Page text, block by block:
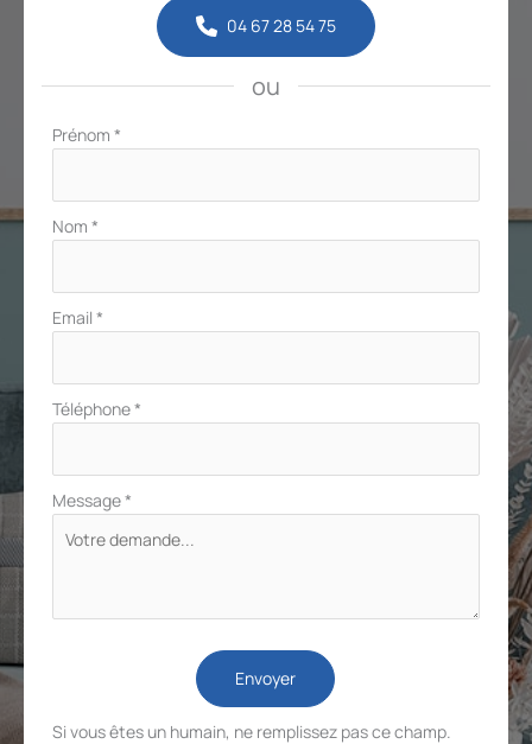
04 67 28 54 75
ou
Formulaire
Prénom *
Nom *
Email *
Téléphone*
Message*
Envoyer
Si vous êtes un humain, ne remplissez pas ce champ.